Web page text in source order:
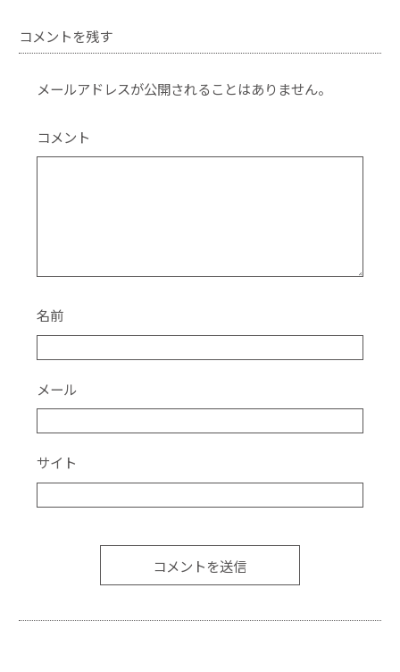
c
e
b
o
o
k
itt
er
コメントを残す
メールアドレスが公開されることはありません。
コメント
名前
メール
サイト